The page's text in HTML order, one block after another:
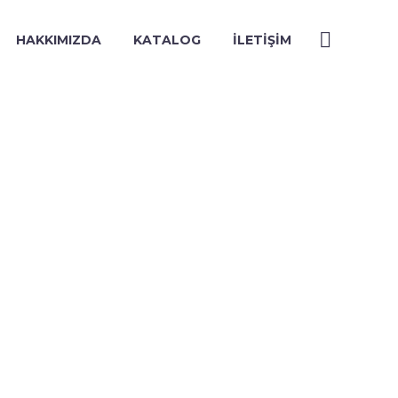
HAKKIMIZDA KATALOG İLETIŞIM